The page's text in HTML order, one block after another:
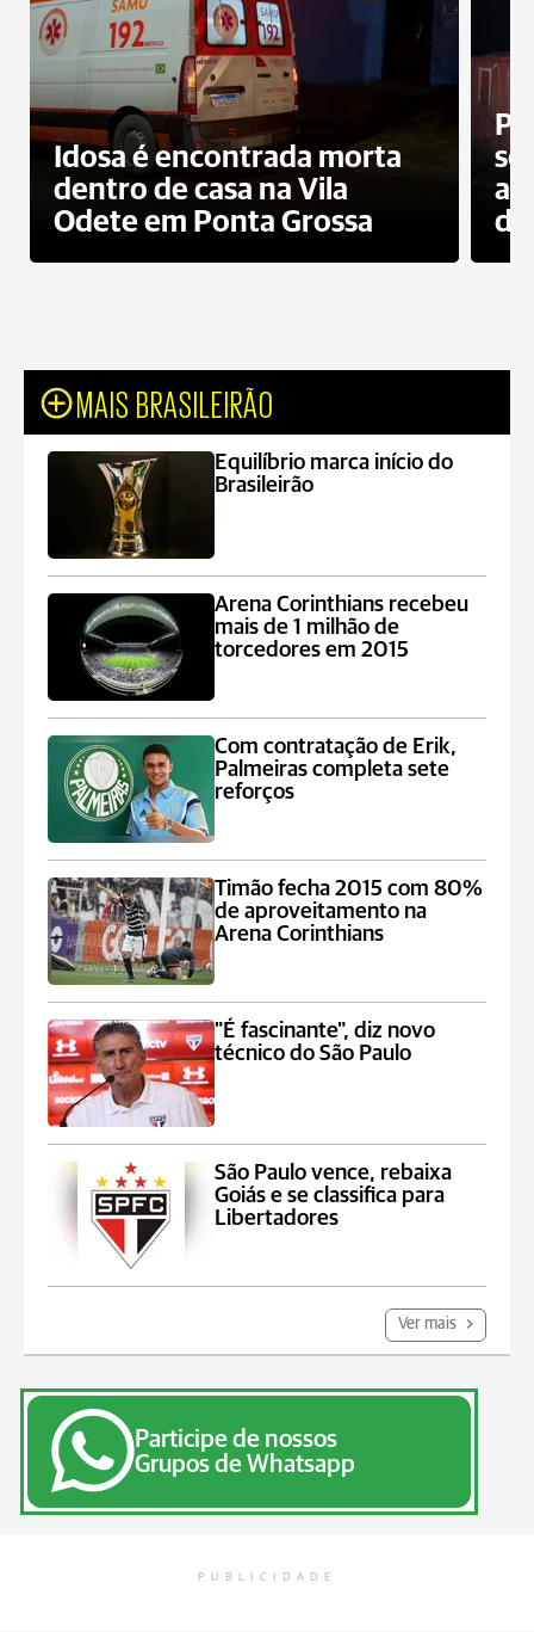
Idosa é encontrada morta
dentro de casa na Vila
Odete em Ponta Grossa
do
MAIS BRASILEIRÃO
Equilíbrio marca início do
Brasileirão
Arena Corinthians recebeu
mais de 1 milhão de
torcedores em 2015
Com contratação de Erik,
Palmeiras completa sete
reforços
Timão fecha 2015 com 80%
de aproveitamento na
Arena Corinthians
"É fascinante", diz novo
técnico do São Paulo
São Paulo vence, rebaixa
Goiás e se classifica para
Libertadores
Ver mais
Participe de nossos
Grupos de Whatsapp
PUBLICIDADE